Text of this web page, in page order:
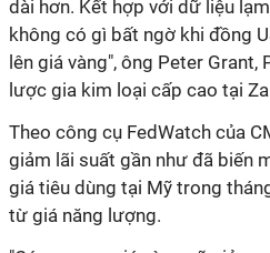
dài hơn. Kết hợp với dữ liệu
không có gì bất ngờ khi đồng
lên giá vàng", ông Peter
lược gia kim loại cấp cao tại
Theo công cụ FedWatch của
giảm lãi suất gần như đã biến
giá tiêu dùng tại Mỹ trong
từ giá năng lượng.